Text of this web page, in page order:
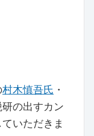
村木慎吾氏 ・
の出すカン
いただきま